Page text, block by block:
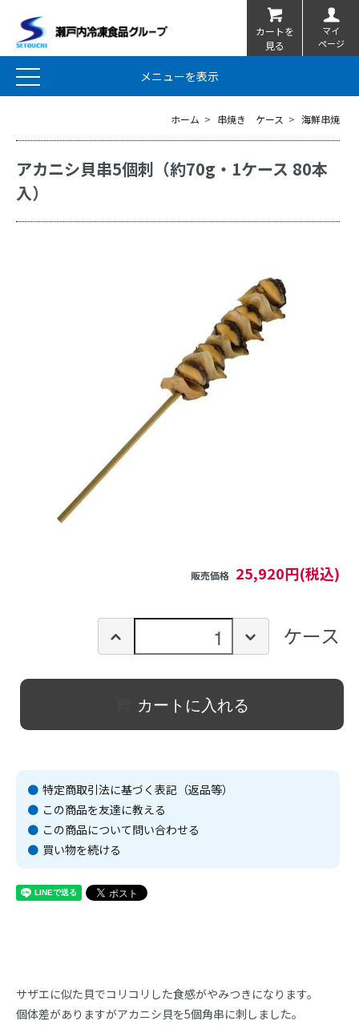
カートを
見る
マイ
ページ
メニューを表示
ホーム > 串焼き ケース > 海鮮串焼
アカニシ貝串5個刺（約70g・1ケース 80本
入）
販売価格 25,920円(税込)
ケース
カートに入れる
特定商取引法に基づく表記（返品等）
この商品を友達に教える
この商品について問い合わせる
買い物を続ける
サザエに似た貝でコリコリした食感がやみつきになります。
個体差がありますがアカニシ貝を5個角串に刺しました。